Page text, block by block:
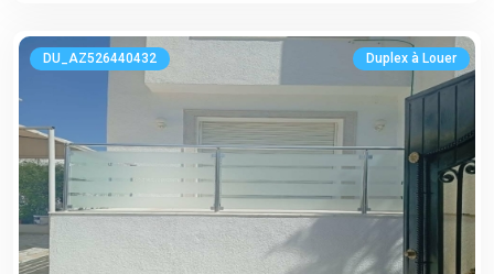
DU_AZ526440432 Duplex à Louer